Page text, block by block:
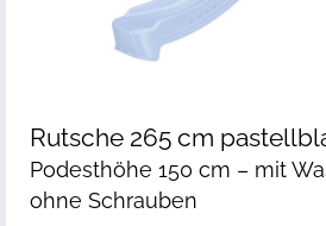
Rutsche 265 cm
Podesthöhe 150 cm – mit
ohne Schrauben